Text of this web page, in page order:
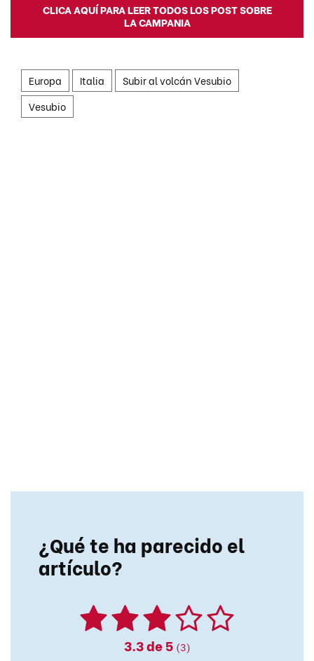
CLICA AQUÍ PARA LEER TODOS LOS POST SOBRE
LA CAMPANIA
Europa Italia
Subir al volcán Vesubio
Vesubio
¿Qué te ha parecido el
artículo?
3.3de 5 (3)